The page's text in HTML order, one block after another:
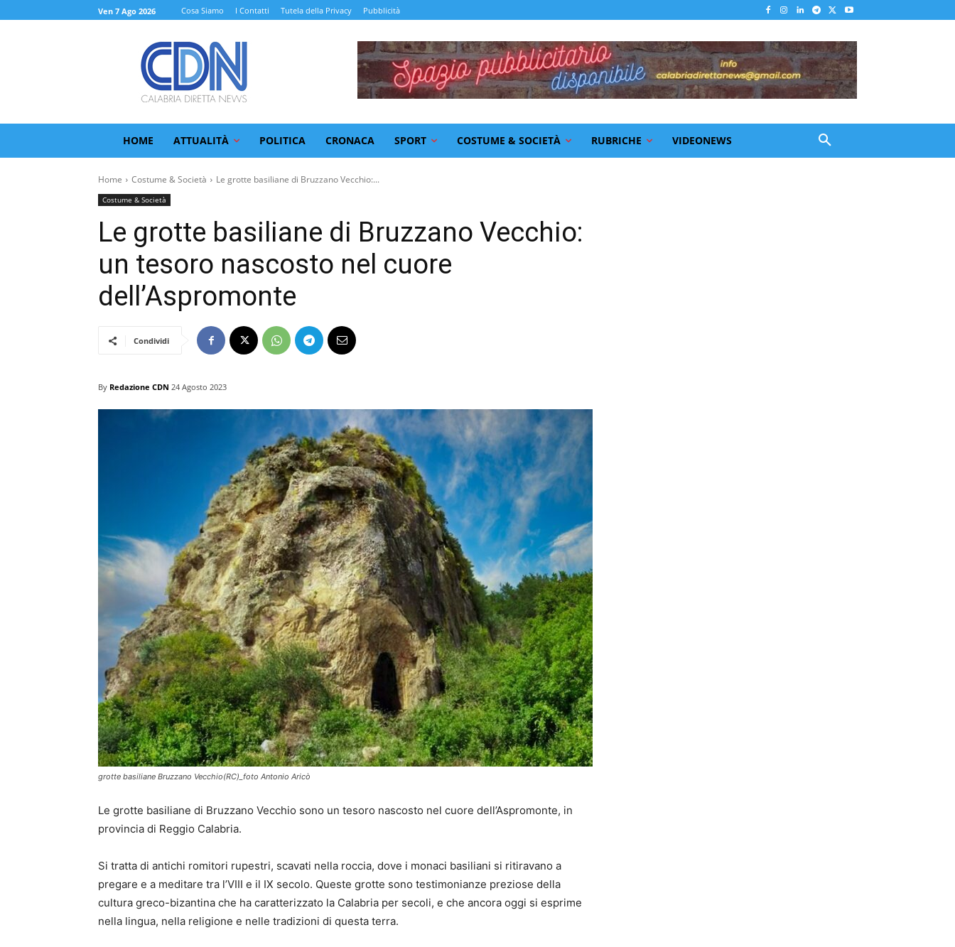
Ven 7 Ago 2026 Cosa Siamo I Contatti Tutela della Privacy Pubblicità
HOME ATTUALITÀ POLITICA CRONACA SPORT COSTUME & SOCIETÀ RUBRICHE VIDEONEWS
Home Costume & Società Le grotte basiliane di Bruzzano Vecchio:...
Costume & Società
Le grotte basiliane di Bruzzano Vecchio:
un tesoro nascosto nel cuore
dell’Aspromonte
Condividi
By Redazione CDN 24 Agosto 2023
grotte basiliane Bruzzano Vecchio(RC)_foto Antonio Aricò
Le grotte basiliane di Bruzzano Vecchio sono un tesoro nascosto nel cuore dell’Aspromonte, in
provincia di Reggio Calabria.
Si tratta di antichi romitori rupestri, scavati nella roccia, dove i monaci basiliani si ritiravano a
pregare e a meditare tra l’VIII e il IX secolo. Queste grotte sono testimonianze preziose della
cultura greco-bizantina che ha caratterizzato la Calabria per secoli, e che ancora oggi si esprime
nella lingua, nella religione e nelle tradizioni di questa terra.